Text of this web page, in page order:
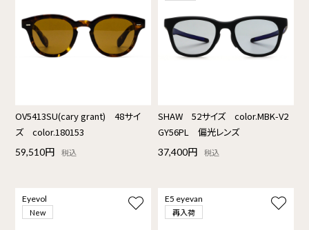
OV5413SU(cary grant) 48サイ
ズ color.180153
59,510円 税込
SHAW 52サイズ color.MBK-V2
GY56PL 偏光レンズ
37,400円 税込
Eyevol
New
E5 eyevan
再入荷